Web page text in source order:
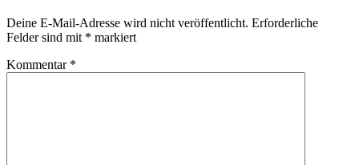
Deine E-Mail-Adresse wird nicht veröffentlicht. Erforderliche
Felder sind mit * markiert
Kommentar *